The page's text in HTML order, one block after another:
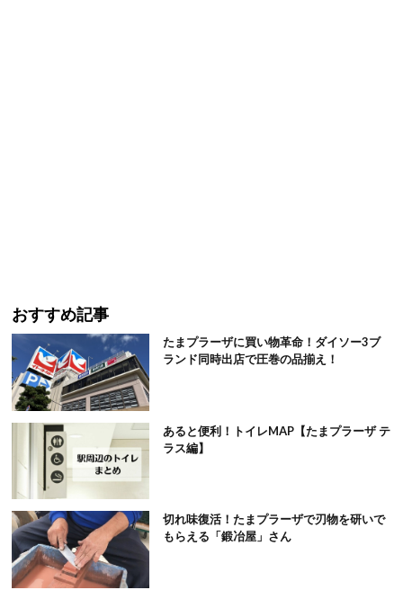
おすすめ記事
たまプラーザに買い物革命！ダイソー3ブ
ランド同時出店で圧巻の品揃え！
あると便利！トイレMAP【たまプラーザ テ
ラス編】
切れ味復活！たまプラーザで刃物を研いで
もらえる「鍛冶屋」さん